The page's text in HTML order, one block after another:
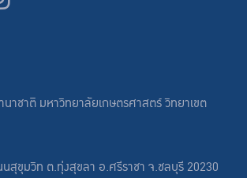
ชาติ มหาวิทยาลัยเกษตรศาสตร์ วิทยาเขต
สุขุมวิท ต.ทุ่งสุขลา อ.ศรีราชา จ.ชลบุรี 20230